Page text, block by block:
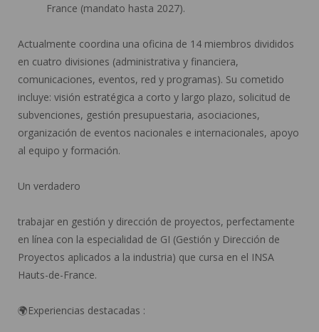
France (mandato hasta 2027).
Actualmente coordina una oficina de 14 miembros divididos
en cuatro divisiones (administrativa y financiera,
comunicaciones, eventos, red y programas). Su cometido
incluye: visión estratégica a corto y largo plazo, solicitud de
subvenciones, gestión presupuestaria, asociaciones,
organización de eventos nacionales e internacionales, apoyo
al equipo y formación.
Un verdadero
trabajar en gestión y dirección de proyectos, perfectamente
en línea con la especialidad de GI (Gestión y Dirección de
Proyectos aplicados a la industria) que cursa en el INSA
Hauts-de-France.
🌍Experiencias destacadas :